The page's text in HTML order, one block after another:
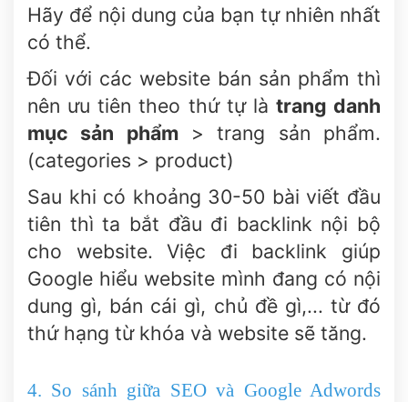
Hãy để nội dung của bạn tự nhiên nhất
có thể.
Đối với các website bán sản phẩm thì
nên ưu tiên theo thứ tự là trang danh
mục sản phẩm> trang sản phẩm.
(categories > product)
Sau khi có khoảng 30-50 bài viết đầu
tiên thì ta bắt đầu đi backlink nội bộ
cho website. Việc đi backlink giúp
Google hiểu website mình đang có nội
dung gì, bán cái gì, chủ đề gì,... từ đó
thứ hạng từ khóa và website sẽ tăng.
4. So sánh giữa SEO và Google Adwords